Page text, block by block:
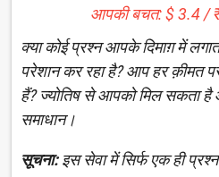
आपकी बचत: $ 3.4 /
क्या कोई प्रश्न आपके दिमाग़ में
परेशान कर रहा है? आप हर क़ीमत
हैं? ज्योतिष से आपको मिल सकता
समाधान।
सूचना:इस सेवा में सिर्फ एक ही